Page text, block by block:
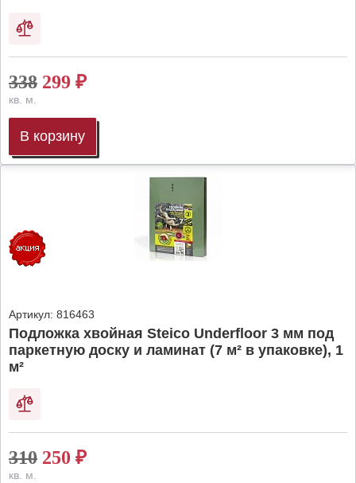
338 299 ₽
кв. м.
В корзину
Артикул: 816463
Подложка хвойная Steico Underfloor 3 мм под
паркетную доску и ламинат (7 м² в упаковке), 1
м²
310 250 ₽
кв. м.